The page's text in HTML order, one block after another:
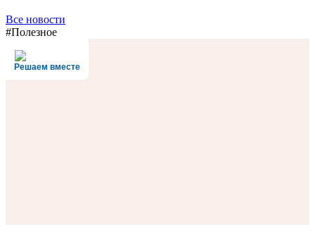
Все новости
#Полезное
Решаем вместе